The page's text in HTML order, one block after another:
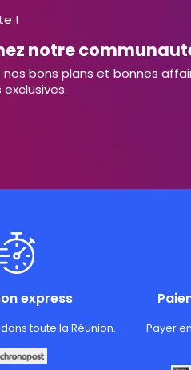
!
notre
nos bons plans et bonnes
express
toute la Réunion.
Payer